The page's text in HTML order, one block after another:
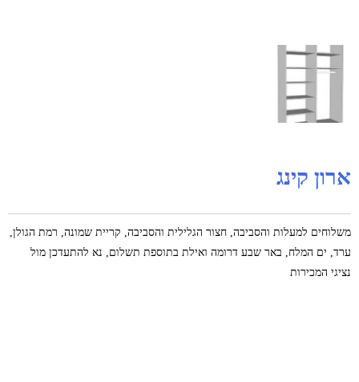
ארון קינג
משלוחים למעלות והסביבה, חצור הגלילית והסביבה, קריית שמונה, רמת הגולן,
ערד, ים המלח, באר שבע דרומה ואילת בתוספת תשלום, נא להתעדכן מול
נציגי המכירות